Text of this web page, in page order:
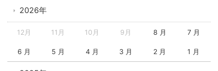
2026年
12月 11月 10月 9月 8 月 7 月
6 月 5 月 4 月 3 月 2 月 1 月